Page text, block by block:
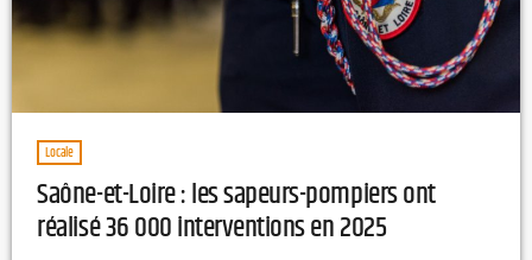
Locale
Saône-et-Loire : les sapeurs-pompiers ont
réalisé 36 000 interventions en 2025